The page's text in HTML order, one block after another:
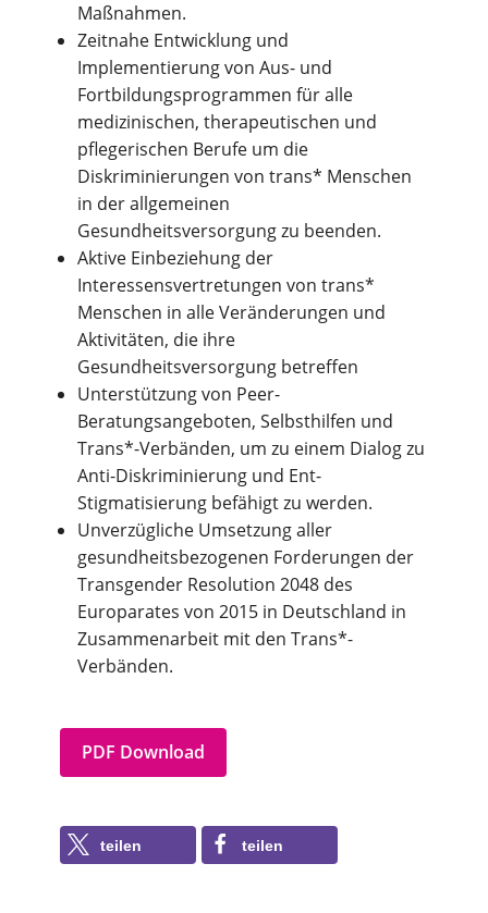
Maßnahmen.
Zeitnahe Entwicklung und
Implementierung von Aus- und
Fortbildungsprogrammen für alle
medizinischen, therapeutischen und
pflegerischen Berufe um die
Diskriminierungen von trans* Menschen
in der allgemeinen
Gesundheitsversorgung zu beenden.
Aktive Einbeziehung der
Interessensvertretungen von trans*
Menschen in alle Veränderungen und
Aktivitäten, die ihre
Gesundheitsversorgung betreffen
Unterstützung von Peer-
Beratungsangeboten, Selbsthilfen und
Trans*-Verbänden, um zu einem Dialog zu
Anti-Diskriminierung und Ent-
Stigmatisierung befähigt zu werden.
Unverzügliche Umsetzung aller
gesundheitsbezogenen Forderungen der
Transgender Resolution 2048 des
Europarates von 2015 in Deutschland in
Zusammenarbeit mit den Trans*-
Verbänden.
PDF Download
teilen teilen